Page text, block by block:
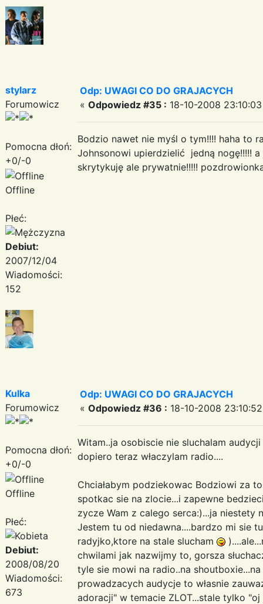
stylarz
Forumowicz
Pomocna dłoń:
+0/-0
Offline
Płeć:
Debiut:
2007/12/04
Wiadomości:
152
Odp: UWAGI CO DO GRAJACYCH
« Odpowiedz #35 : 18-10-2008
Bodzio nawet nie myśl o tym!!!! haha to
Johnsonowi upierdzielić jedną nogę!!!!!
skrytykuję ale prywatnie!!!!!
Kulka
Forumowicz
Pomocna dłoń:
+0/-0
Offline
Płeć:
Debiut:
2008/08/20
Wiadomości:
673
Odp: UWAGI CO DO GRAJACYCH
« Odpowiedz #36 : 18-10-2008
Witam..ja osobiscie nie sluchalam
dopiero teraz właczylam radio....
Chciałabym podziekowac Bodziowi za
spotkac sie na zlocie...i zapewne
zycze Wam z calego serca:)...ja niestety
Jestem tu od niedawna....bardzo mi sie
radyjko,ktore na stale slucham
chwilami jak nazwijmy to, gorsza
tyle sie mowi na radio..na
prowadzacych audycje to własnie
adoracji" w temacie ZLOT...stale tylko